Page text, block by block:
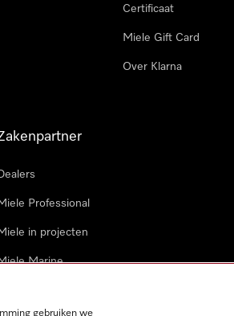
Certificaat
Miele Gift Card
Over Klarna
Professional
in projecten
Marine
gebruiken we